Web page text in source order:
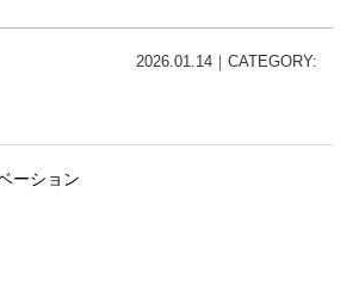
2026.01.14｜CATEGORY:
ーション